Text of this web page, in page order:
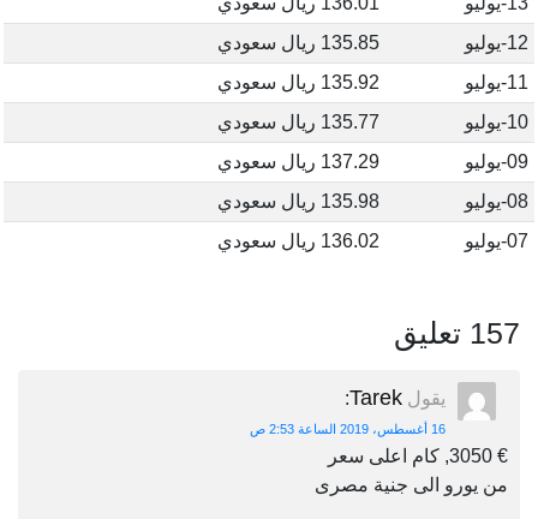
12-يوليو
135.85 ريال سعودي
11-يوليو
135.92 ريال سعودي
10-يوليو
135.77 ريال سعودي
09-يوليو
137.29 ريال سعودي
08-يوليو
135.98 ريال سعودي
07-يوليو
136.02 ريال سعودي
157 تعليق
يقول Tarek
:
16 أغسطس، 2019 الساعة 2:53 ص
€ 3050, كام اعلى سعر
من يورو الى جنية مصرى